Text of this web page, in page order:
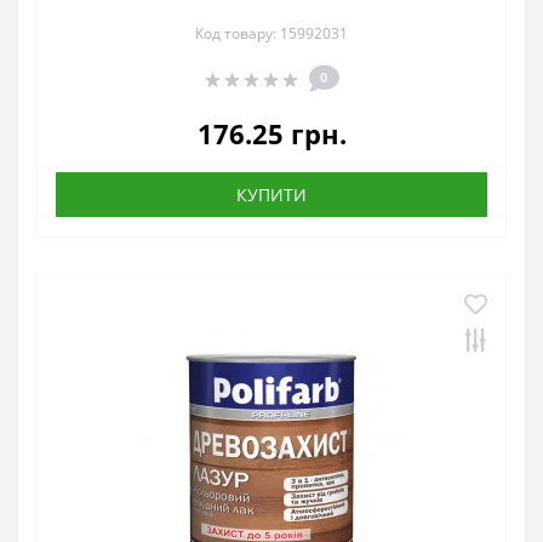
Код товару: 15992031
0
176.25 грн.
КУПИТИ